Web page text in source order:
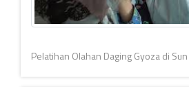
Pelatihan Olahan Daging Gyoza di